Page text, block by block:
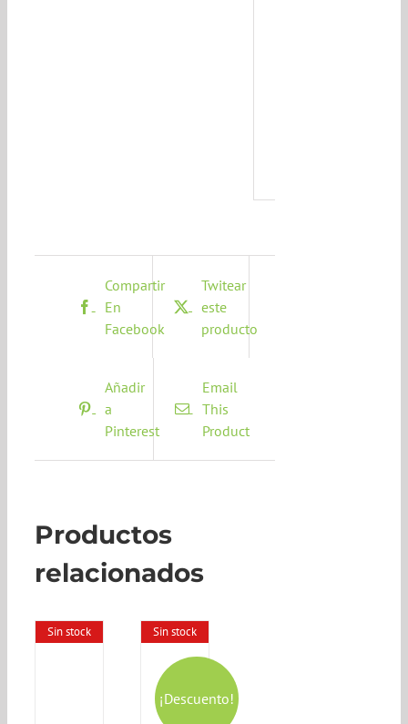
Compartir
En
Facebook
Twitear
este
producto
Añadir
a
Pinterest
Email
This
Product
Productos
relacionados
Sin stock Sin stock
¡Descuento!